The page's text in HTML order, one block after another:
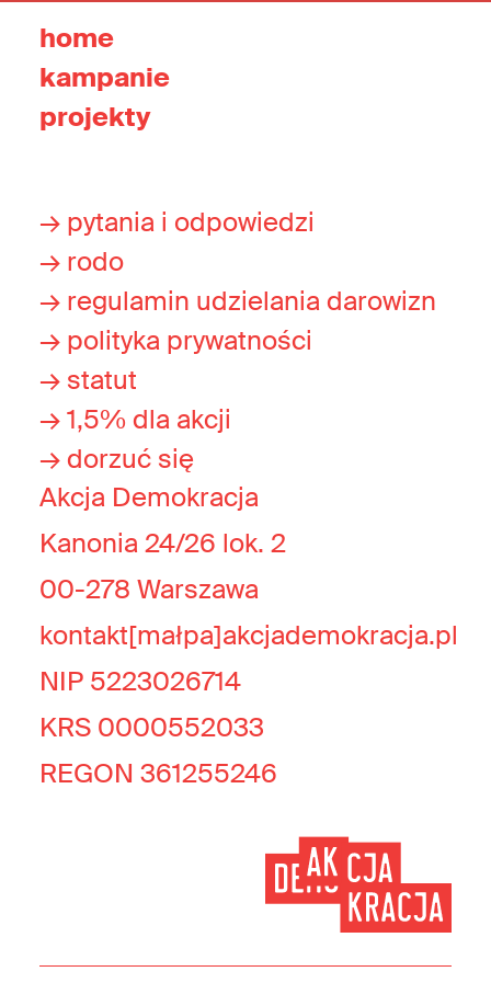
home
kampanie
projekty
→ pytania i odpowiedzi
→ rodo
→ regulamin udzielania darowizn
→ polityka prywatności
→ statut
→ 1,5% dla akcji
→ dorzuć się
Akcja Demokracja
Kanonia 24/26 lok. 2
00-278 Warszawa
kontakt[małpa]akcjademokracja.pl
NIP 5223026714
KRS 0000552033
REGON 361255246